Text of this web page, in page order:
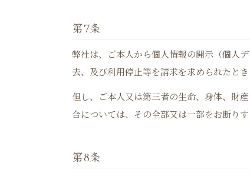
第7条
弊社は、ご本人から個人情報の開示（個人
去、及び利用停止等を請求を求められたと
但し、ご本人又は第三者の生命、身体、財
合については、その全部又は一部をお断りす
第8条